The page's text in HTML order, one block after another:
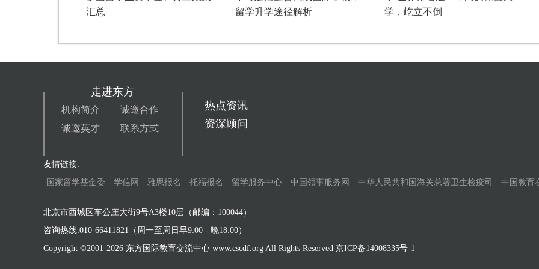
汇总
留学升学途径解析
学，屹立不倒
走进东方
机构简介
诚邀合作
诚邀英才
联系方式
热点资讯
资深顾问
友情链接:
国家留学基金委
学信网 雅思报名 托福报名 留学服务中心 中国领事服务网 中华人民共和国海关总署卫生检疫司 中国教育
北京市西城区车公庄大街9号A3楼10层（邮编：100044）
咨询热线:010-66411821（周一至周日早9:00 - 晚18:00）
Copyright ©2001-2026 东方国际教育交流中心 www.cscdf.org All Rights Reserved 京ICP备14008335号-1